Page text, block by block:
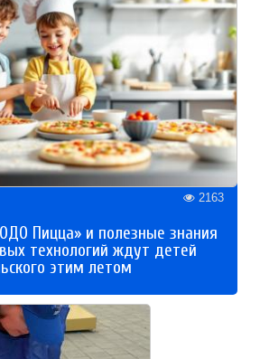
2163
Пицца» и полезные знания
технологий ждут детей
этим летом